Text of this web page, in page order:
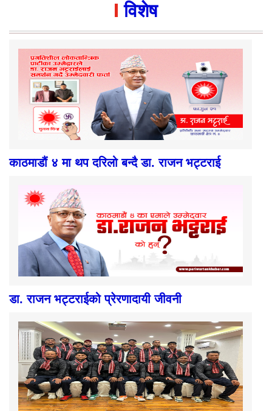
विशेष
काठमाडौं ४ मा थप दरिलो बन्दै डा. राजन भट्टराई
डा. राजन भट्टराईको प्रेरणादायी जीवनी